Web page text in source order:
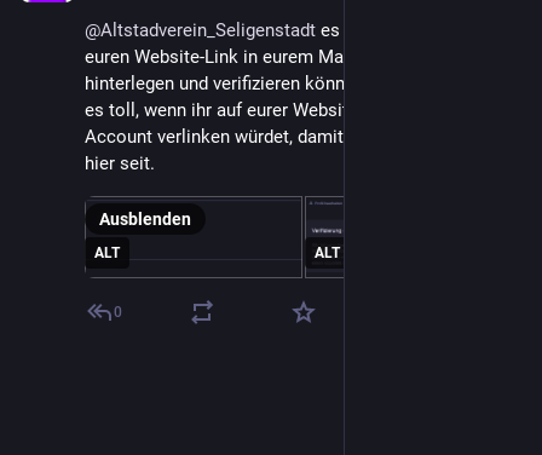
@Altstadverein_Seligenstadt es wäre super, wenn ihr
euren Website-Link in eurem Mastodon-Profil
hinterlegen und verifizieren könntet. Gleichzeitig wäre
es toll, wenn ihr auf eurer Website den Mastodon-
Account verlinken würdet, damit alle sehen das ihr
hier seit.
ALT ALT
Ausblenden
0